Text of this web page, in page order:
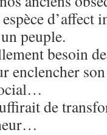
d’affect
peuple.
besoin
enclencher
de